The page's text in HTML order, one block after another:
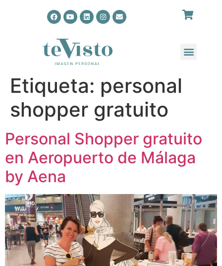
Etiqueta: personal
shopper gratuito
Personal Shopper gratuito
en Aeropuerto de Málaga
by Aena